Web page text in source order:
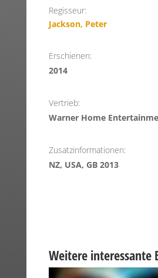
Regisseur:
Jackson, Peter
Erschienen:
2014
Vertrieb:
Warner Home
Zusatzinformationen:
NZ, USA, GB 2013
Weitere interessante